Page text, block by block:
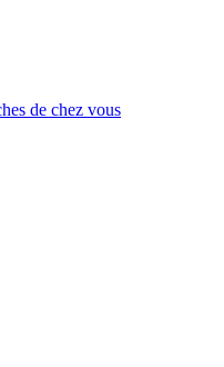
de chez vous